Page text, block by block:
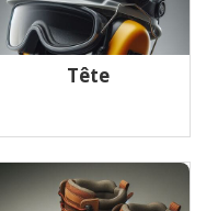
Tête